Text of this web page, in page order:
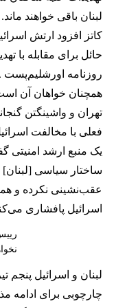
لبنان باقی خواهند ماند.
کاتز افزود ارتش
حائل برای مقابله با
روزنامه اورشلیم‌پست ۱۸ تیر
همچنان خواهان آن
تهران و واشینگتن
فعلی با مخالفت
یک منبع ارشد امنیتی
ساختار سیاسی
عقب‌نشینی نکرده و
اسرائیل پافشاری
لبنان و اسرائیل پنجم
چارچوبی برای ادامه